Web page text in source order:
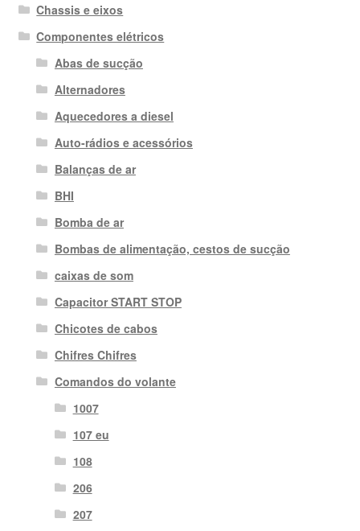
Chassis e eixos
Componentes elétricos
Abas de sucção
Alternadores
Aquecedores a diesel
Auto-rádios e acessórios
Balanças de ar
BHI
Bomba de ar
Bombas de alimentação, cestos de sucção
caixas de som
Capacitor START STOP
Chicotes de cabos
Chifres Chifres
Comandos do volante
1007
107 eu
108
206
207